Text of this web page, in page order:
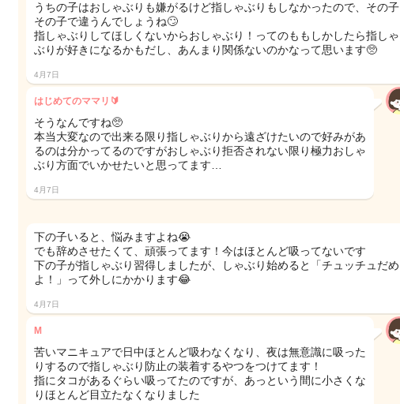
うちの子はおしゃぶりも嫌がるけど指しゃぶりもしなかったので、その子
その子で違うんでしょうね🙄
指しゃぶりしてほしくないからおしゃぶり！ってのももしかしたら指しゃ
ぶりが好きになるかもだし、あんまり関係ないのかなって思います🥺
4月7日
はじめてのママリ🔰
そうなんですね🥺
本当大変なので出来る限り指しゃぶりから遠ざけたいので好みがあ
るのは分かってるのですがおしゃぶり拒否されない限り極力おしゃ
ぶり方面でいかせたいと思ってます…
4月7日
下の子いると、悩みますよね😭
でも辞めさせたくて、頑張ってます！今はほとんど吸ってないです
下の子が指しゃぶり習得しましたが、しゃぶり始めると「チュッチュだめ
よ！」って外しにかかります😂
4月7日
M
苦いマニキュアで日中ほとんど吸わなくなり、夜は無意識に吸った
りするので指しゃぶり防止の装着するやつをつけてます！
指にタコがあるぐらい吸ってたのですが、あっという間に小さくな
りほとんど目立たなくなりました